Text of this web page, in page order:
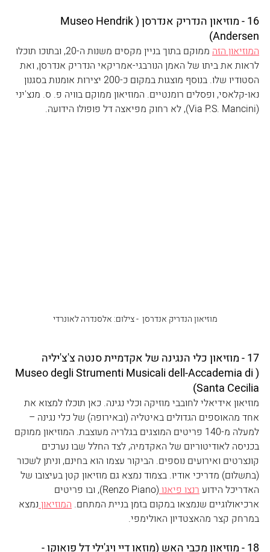
16 - מוזיאון הנדריק אנדרסן (Museo Hendrik
Andersen)
המוזיאון הזה
ממוקם בתוך בניין מקסים משנות ה-20, ובתוכו תוכלו
לראות את ביתו של האמן הנורבגי-אמריקאי הנדריק אנדרסן, ואת
הסטודיו שלו. בנוסף מוצגות במקום כ-200 יצירות אומנות בסגנון
נאו-קלאסי, ופסלים רומנטיים. המוזיאון ממוקם בוויה פ. ס. מנצ'יני
(Via P.S. Mancini), לא רחוק מפיאצה דל פופולו הידועה.
מוזיאון הנדריק אנדרסן ‏ - צילום: אלסנדרה לאונרדי
17 - מוזיאון כלי הנגינה של אקדמיית סנטה צ'צ'יליה
(Museo degli Strumenti Musicali dell-Accademia di
Santa Cecilia)
מוזיאון אידיאלי לחובבי מוזיקה וכלי נגינה. כאן תוכלו למצוא את
אחד מהאוספים הגדולים באיטליה (ובאירופה) של כלי נגינה –
למעלה מ-140 פריטים המוצגים בגלריה מעוצבת. המוזיאון ממוקם
בכניסה לאודיטוריום של האקדמיה, לצד החלל שבו נערכים
קונצרטים ואירועים נוספים. הביקור עצמו הוא בחינם, וניתן לשכור
(בתשלום) מדריכי אודיו. בצמוד נמצא גם מוזיאון קטן בעיצובו של
האדריכל הידוע רנצו פיאנו
(Renzo Piano), ובו פריטים
ארכיאולוגיים שנמצאו במקום בזמן בניית המתחם. המוזיאון נמצא
במרחק קצר מהאצטדיון האולימפי.
18 - מוזיאון מכבי האש (מוזאו דיי ויג'ילי דל פואוקו -